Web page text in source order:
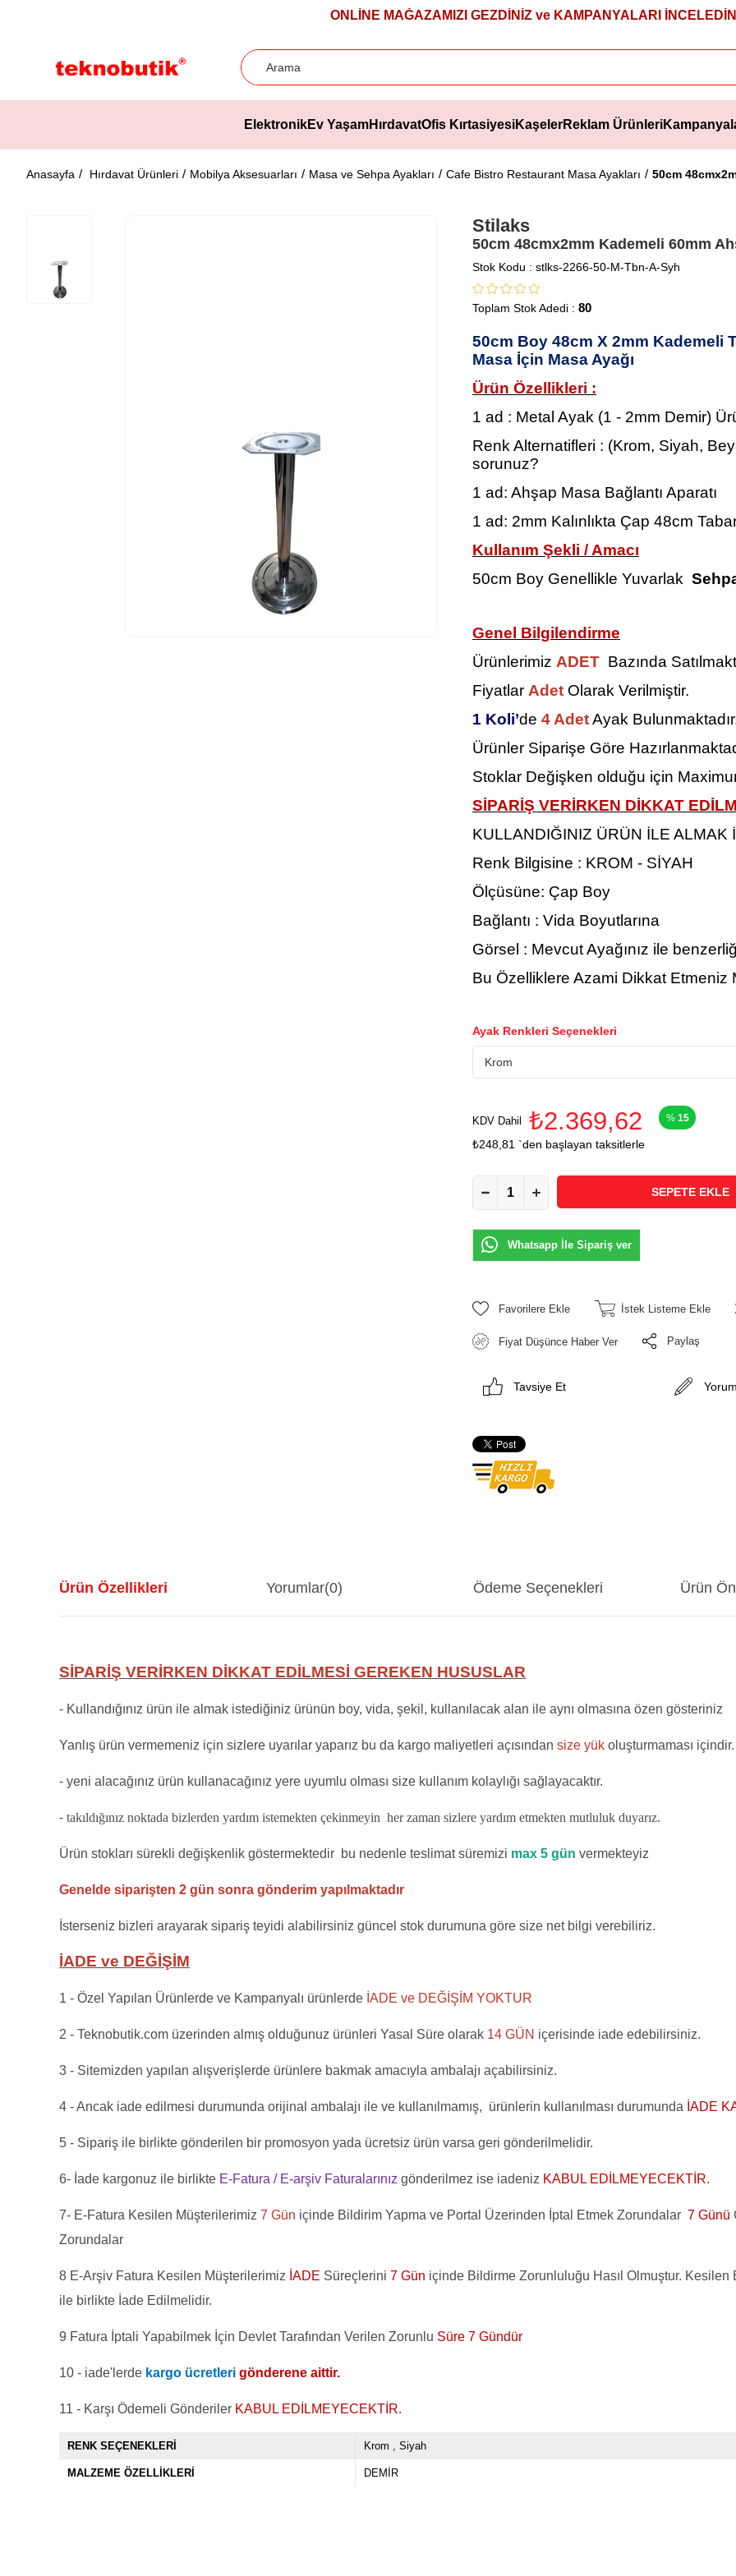
ONLİNE MAĞAZAMIZI GEZDİNİZ ve KAMPANYALARI
ElektronikEv YaşamHırdavatOfis KırtasiyesiKaşelerReklam Ürünleri
Anasayfa Hırdavat Ürünleri Mobilya Aksesuarları Masa ve Sehpa Ayakları Cafe Bistro Restaurant Masa Ayakları 50cm
Stilaks
50cm 48cmx2mm Kademeli 60mm
Stok Kodu stlks-2266-50-M-Tbn-A-Syh
Toplam Stok Adedi : 80
50cm Boy 48cm X 2mm Kademeli
Masa İçin Masa Ayağı
Ürün Özellikleri :
1 ad : Metal Ayak (1 - 2mm Demir)
Renk Alternatifleri : (Krom, Siyah,
sorunuz?
1 ad: Ahşap Masa Bağlantı Aparatı
1 ad: 2mm Kalınlıkta Çap 48cm
Kullanım Şekli / Amacı
50cm Boy Genellikle Yuvarlak
Genel Bilgilendirme
Ürünlerimiz ADET Bazında
Fiyatlar Adet Olarak Verilmiştir.
1 Koli’de 4 AdetAyak
Ürünler Siparişe Göre
Stoklar Değişken olduğu için
SİPARİŞ VERİRKEN DİKKAT
KULLANDIĞINIZ ÜRÜN İLE ALMAK
Renk Bilgisine : KROM - SİYAH
Ölçüsüne: Çap Boy
Bağlantı : Vida Boyutlarına
Görsel : Mevcut Ayağınız ile
Bu Özelliklere Azami Dikkat Etmeniz
Ayak Renkleri Seçenekleri
KDV Dahil ₺2.369,62 15
₺248,81 `den başlayan taksitlerle
Whatsapp İle Sipariş ver
Favorilere Ekle İstek Listeme Ekle
Fiyat Düşünce Haber Ver Paylaş
Tavsiye Et
Ürün Özellikleri Yorumlar(0) Ödeme Seçenekleri Ürün
SİPARİŞ VERİRKEN DİKKAT EDİLMESİ GEREKEN HUSUSLAR
- Kullandığınız ürün ile almak istediğiniz ürünün boy, vida, şekil, kullanılacak alan ile aynı olmasına özen gösteriniz
Yanlış ürün vermemeniz için sizlere uyarılar yaparız bu da kargo maliyetleri açısından size yük oluşturmaması içindir.
- yeni alacağınız ürün kullanacağınız yere uyumlu olması size kullanım kolaylığı sağlayacaktır.
- takıldığınız noktada bizlerden yardım istemekten çekinmeyin her zaman sizlere yardım etmekten mutluluk duyarız.
Ürün stokları sürekli değişkenlik göstermektedir bu nedenle teslimat süremizi max 5 gün vermekteyiz
Genelde siparişten 2 gün sonra gönderim yapılmaktadır
İsterseniz bizleri arayarak sipariş teyidi alabilirsiniz güncel stok durumuna göre size net bilgi verebiliriz.
İADE ve DEĞİŞİM
1 - Özel Yapılan Ürünlerde ve Kampanyalı ürünlerde İADE ve DEĞİŞİM YOKTUR
2 - Teknobutik.com üzerinden almış olduğunuz ürünleri Yasal Süre olarak 14 GÜN içerisinde iade edebilirsiniz.
3 - Sitemizden yapılan alışverişlerde ürünlere bakmak amacıyla ambalajı açabilirsiniz.
4 - Ancak iade edilmesi durumunda orijinal ambalajı ile ve kullanılmamış, ürünlerin kullanılması durumunda İADE
5 - Sipariş ile birlikte gönderilen bir promosyon yada ücretsiz ürün varsa geri gönderilmelidir.
6- İade kargonuz ile birlikte E-Fatura / E-arşiv Faturalarınız gönderilmez ise iadeniz KABUL EDİLMEYECEKTİR.
7- E-Fatura Kesilen Müşterilerimiz 7 Gün içinde Bildirim Yapma ve Portal Üzerinden İptal Etmek Zorundalar 7 Günü
Zorundalar
8 E-Arşiv Fatura Kesilen Müşterilerimiz İADE Süreçlerini 7 Gün içinde Bildirme Zorunluluğu Hasıl Olmuştur. Kesilen
ile birlikte İade Edilmelidir.
9 Fatura İptali Yapabilmek İçin Devlet Tarafından Verilen Zorunlu Süre 7 Gündür
10 - iade'lerde kargo ücretleri gönderene aittir.
11 - Karşı Ödemeli Gönderiler KABUL EDİLMEYECEKTİR.
RENK SEÇENEKLERİ Krom Siyah
MALZEME ÖZELLİKLERİ DEMİR